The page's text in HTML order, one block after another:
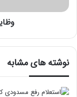
نوشته های مشابه